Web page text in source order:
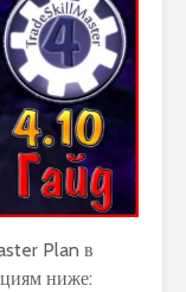
Plan в
ниже: